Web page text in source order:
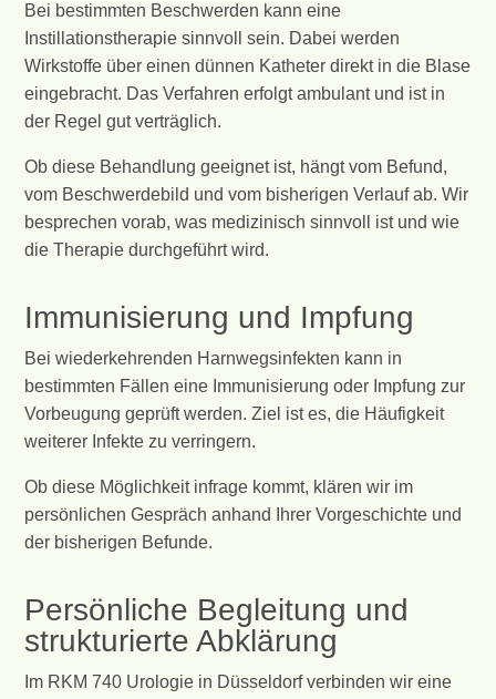
Bei bestimmten Beschwerden kann eine
Instillationstherapie sinnvoll sein. Dabei werden
Wirkstoffe über einen dünnen Katheter direkt in die Blase
eingebracht. Das Verfahren erfolgt ambulant und ist in
der Regel gut verträglich.
Ob diese Behandlung geeignet ist, hängt vom Befund,
vom Beschwerdebild und vom bisherigen Verlauf ab. Wir
besprechen vorab, was medizinisch sinnvoll ist und wie
die Therapie durchgeführt wird.
Immunisierung und Impfung
Bei wiederkehrenden Harnwegsinfekten kann in
bestimmten Fällen eine Immunisierung oder Impfung zur
Vorbeugung geprüft werden. Ziel ist es, die Häufigkeit
weiterer Infekte zu verringern.
Ob diese Möglichkeit infrage kommt, klären wir im
persönlichen Gespräch anhand Ihrer Vorgeschichte und
der bisherigen Befunde.
Persönliche Begleitung und
strukturierte Abklärung
Im RKM 740 Urologie in Düsseldorf verbinden wir eine